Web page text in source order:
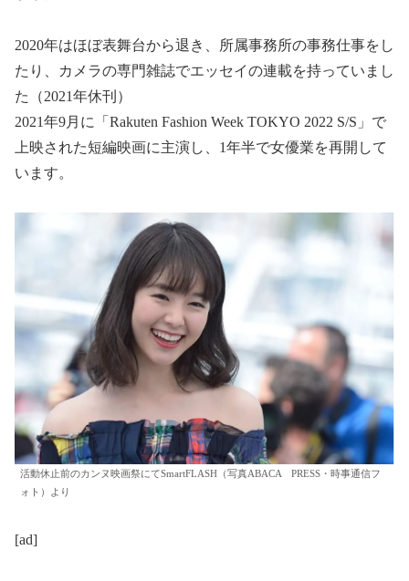
2020年はほぼ表舞台から退き、所属事務所の事務仕事をし
たり、カメラの専門雑誌でエッセイの連載を持っていまし
た（2021年休刊）
2021年9月に「Rakuten Fashion Week TOKYO 2022 S/S」で
上映された短編映画に主演し、1年半で女優業を再開して
います。
活動休止前のカンヌ映画祭にてSmartFLASH（写真ABACA PRESS・時事通信フ
ォト）より
[ad]